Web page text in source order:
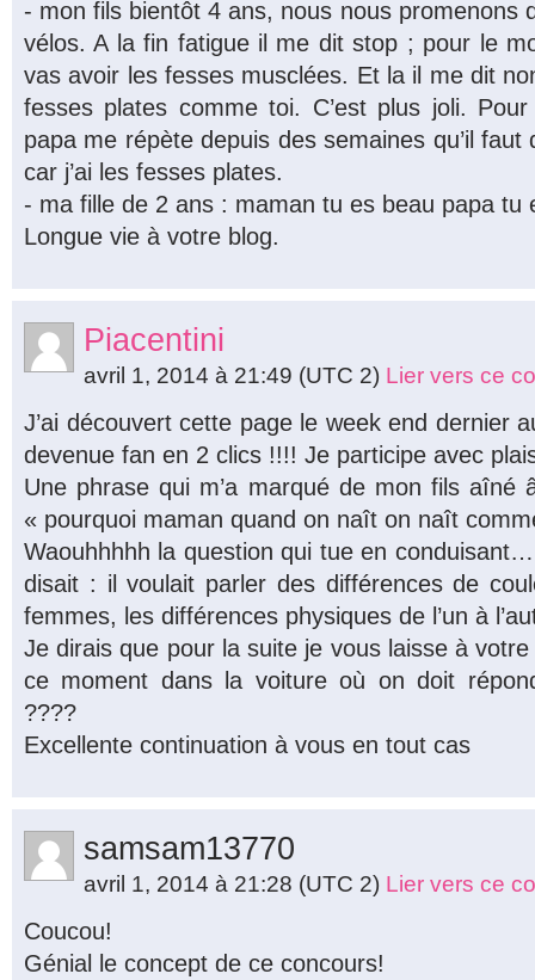
- mon fils bientôt 4 ans, nous nous promenons
vélos. A la fin fatigue il me dit stop ; pour le
vas avoir les fesses musclées. Et la il me dit
fesses plates comme toi. C’est plus joli.
papa me répète depuis des semaines qu’il
car j’ai les fesses plates.
- ma fille de 2 ans : maman tu es beau papa tu
Longue vie à votre blog.
Piacentini
avril 1, 2014 à 21:49 (UTC 2) Lier vers ce
J’ai découvert cette page le week end dernier
devenue fan en 2 clics !!!! Je participe avec
Une phrase qui m’a marqué de mon fils aîné
« pourquoi maman quand on naît on naît
Waouhhhhh la question qui tue en conduisant…
disait : il voulait parler des différences de
femmes, les différences physiques de l’un à
Je dirais que pour la suite je vous laisse à
ce moment dans la voiture où on doit
????
Excellente continuation à vous en tout cas
samsam13770
avril 1, 2014 à 21:28 (UTC 2) Lier vers ce
Coucou!
Génial le concept de ce concours!